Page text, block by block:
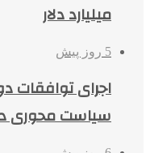
میلیارد دلار
5 روز پیش
اجرای توافقات
سیاست محوری